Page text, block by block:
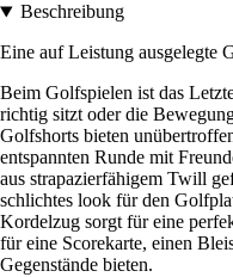
Beschreibung
Eine auf Leistung ausgelegte
Beim Golfspielen ist das
richtig sitzt oder die
Golfshorts bieten
entspannten Runde mit
aus strapazierfähigem Twill
schlichtes look für den
Kordelzug sorgt für eine
für eine Scorekarte, einen
Gegenstände bieten.